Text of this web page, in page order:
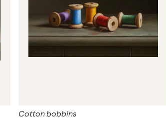
Cotton bobbins